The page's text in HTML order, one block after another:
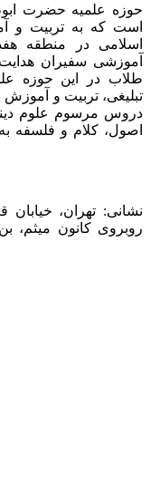
حوزه علمیه حضرت
است که به تربیت و
اسلامی در منطقه
آموزشی سفیران
طلاب در این حوزه
تبلیغی، تربیت و آموزش
دروس مرسوم علوم
اصول، کلام و فلسفه
نشانی: تهران، خیابان